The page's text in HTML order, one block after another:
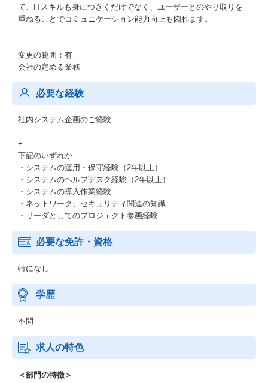
て、ITスキルも身につきくだけでなく、ユーザーとのやり取りを
重ねることでコミュニケーション能力向上も図れます。
変更の範囲：有
会社の定める業務
必要な経験
社内システム企画のご経験
+
下記のいずれか
・システムの運用・保守経験（2年以上）
・システムのヘルプデスク経験（2年以上）
・システムの導入作業経験
・ネットワーク、セキュリティ関連の知識
・リーダとしてのプロジェクト参画経験
必要な免許・資格
特になし
学歴
不問
求人の特色
＜部門の特徴＞